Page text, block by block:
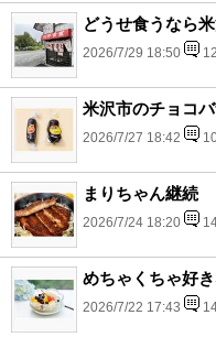
どうせ食うなら
2026/7/29 18:50 12
米沢市のチョコ
2026/7/27 18:42
まりちゃん継続
2026/7/24 18:20
めちゃくちゃ好
2026/7/22 17:43